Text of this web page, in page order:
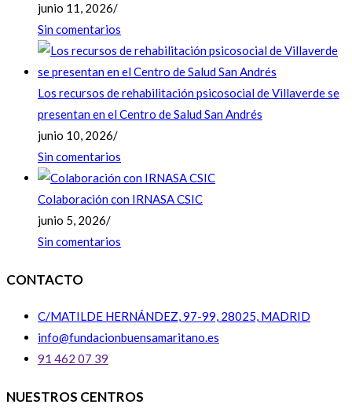
junio 11, 2026/
Sin comentarios
Los recursos de rehabilitación psicosocial de Villaverde se
presentan en el Centro de Salud San Andrés
junio 10, 2026/
Sin comentarios
Colaboración con IRNASA CSIC
junio 5, 2026/
Sin comentarios
CONTACTO
C/MATILDE HERNÁNDEZ, 97-99, 28025, MADRID
info@fundacionbuensamaritano.es
91 462 07 39
NUESTROS CENTROS